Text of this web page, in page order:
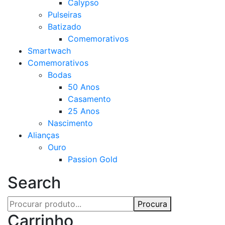
Calypso
Pulseiras
Batizado
Comemorativos
Smartwach
Comemorativos
Bodas
50 Anos
Casamento
25 Anos
Nascimento
Alianças
Ouro
Passion Gold
Search
Procura
Carrinho